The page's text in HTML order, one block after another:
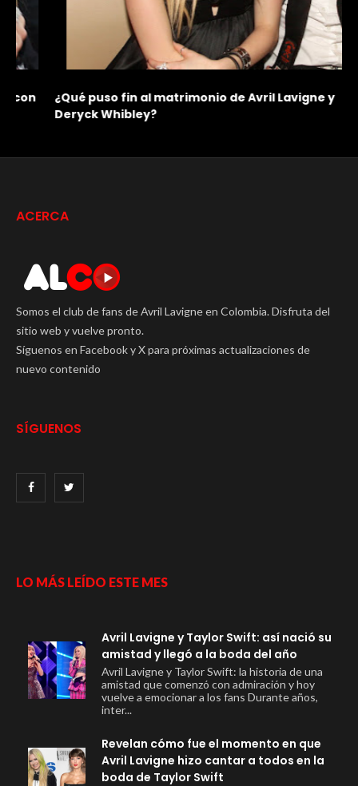
¿Qué puso fin al matrimonio de Avril Lavigne y
Deryck Whibley?
ACERCA
Somos el club de fans de Avril Lavigne en Colombia. Disfruta del
sitio web y vuelve pronto.
Síguenos en Facebook y X para próximas actualizaciones de
nuevo contenido
SÍGUENOS
LO MÁS LEÍDO ESTE MES
Avril Lavigne y Taylor Swift: así nació su
amistad y llegó a la boda del año
Avril Lavigne y Taylor Swift: la historia de una
amistad que comenzó con admiración y hoy
vuelve a emocionar a los fans Durante años,
inter...
Revelan cómo fue el momento en que
Avril Lavigne hizo cantar a todos en la
boda de Taylor Swift